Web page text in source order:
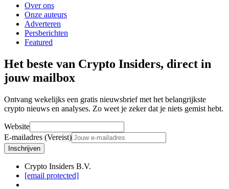
Over ons
Onze auteurs
Adverteren
Persberichten
Featured
Het beste van Crypto Insiders, direct in
jouw mailbox
Ontvang wekelijks een gratis nieuwsbrief met het belangrijkste
crypto nieuws en analyses. Zo weet je zeker dat je niets gemist hebt.
Website
E-mailadres (Vereist)
Inschrijven
Crypto Insiders B.V.
[email protected]